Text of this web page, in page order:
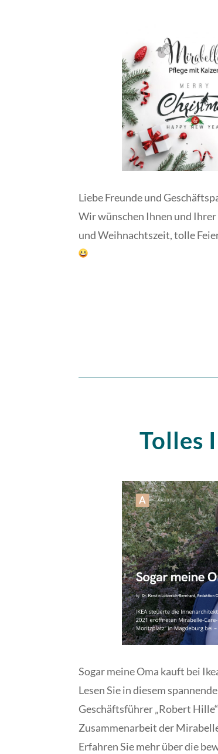
Liebe Freunde und
Wir wünschen Ihnen und
und Weihnachtszeit, tolle
Tolles
Sogar meine Oma kauft bei
Lesen Sie in diesem
Geschäftsführer „Robert
Zusammenarbeit der
Erfahren Sie mehr über die